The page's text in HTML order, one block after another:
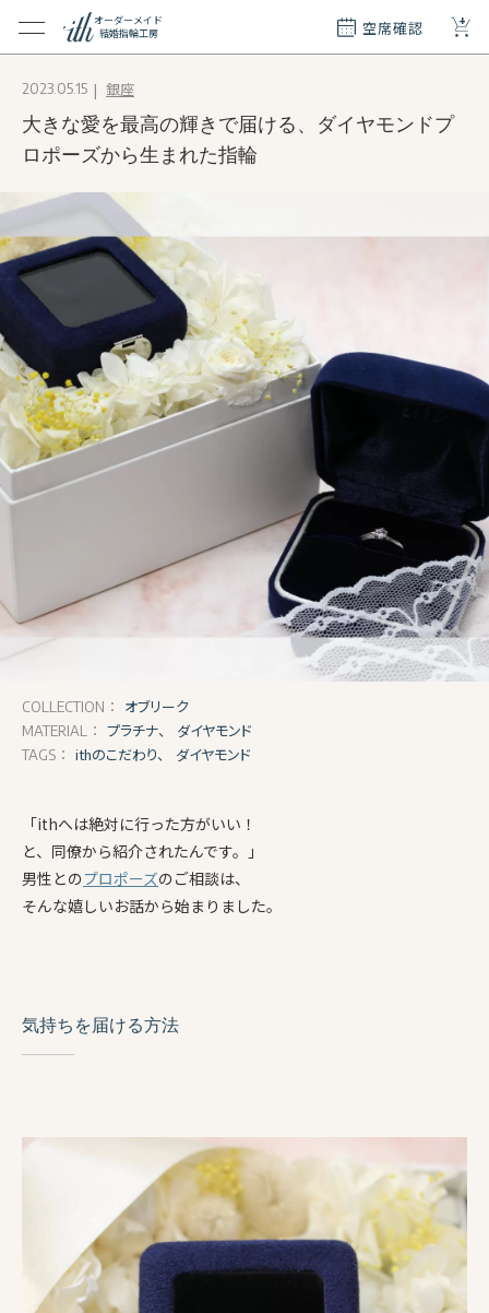
オーダーメイド
結婚指輪工房
空席確認 +
メイド
問
2023.05.15 銀座
大きな愛を最高の輝きで届ける、ダイヤモンドプ
ロポーズから生まれた指輪
COLLECTION： オブリーク
MATERIAL： プラチナ、 ダイヤモンド
TAGS： ithのこだわり、 ダイヤモンド
「ithへは絶対に行った方がいい！
と、同僚から紹介されたんです。」
男性とのプロポーズのご相談は、
そんな嬉しいお話から始まりました。
気持ちを届ける方法